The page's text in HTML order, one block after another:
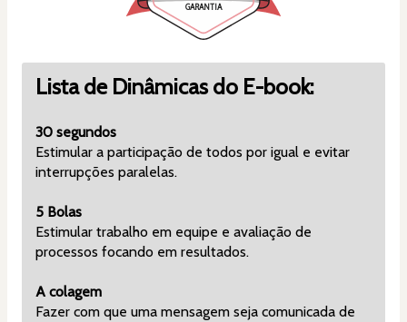
GARANTIA
Lista de Dinâmicas do E-book:
30 segundos
Estimular a participação de todos por igual e evitar
interrupções paralelas.
5 Bolas
Estimular trabalho em equipe e avaliação de
processos focando em resultados.
A colagem
Fazer com que uma mensagem seja comunicada de